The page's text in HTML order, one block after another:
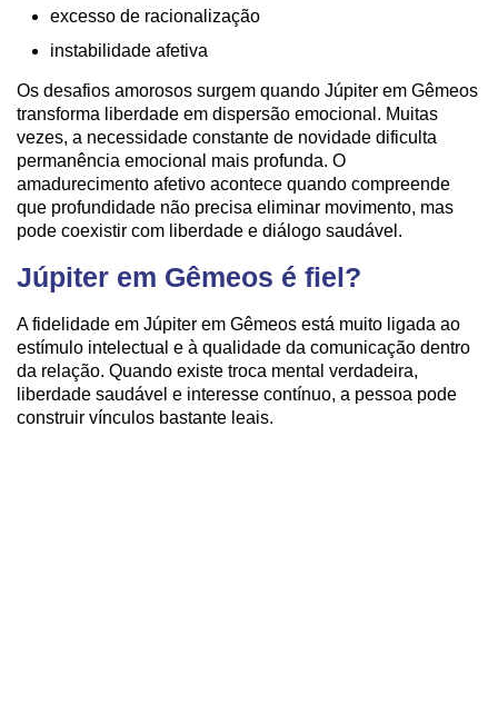
excesso de racionalização
instabilidade afetiva
Os desafios amorosos surgem quando Júpiter em Gêmeos
transforma liberdade em dispersão emocional. Muitas
vezes, a necessidade constante de novidade dificulta
permanência emocional mais profunda. O
amadurecimento afetivo acontece quando compreende
que profundidade não precisa eliminar movimento, mas
pode coexistir com liberdade e diálogo saudável.
Júpiter em Gêmeos é fiel?
A fidelidade em Júpiter em Gêmeos está muito ligada ao
estímulo intelectual e à qualidade da comunicação dentro
da relação. Quando existe troca mental verdadeira,
liberdade saudável e interesse contínuo, a pessoa pode
construir vínculos bastante leais.